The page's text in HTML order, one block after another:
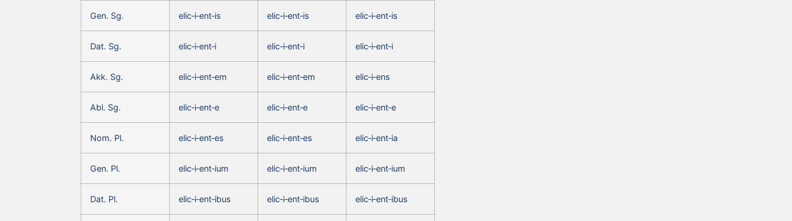
Gen. Sg. elic‑i‑ent‑is elic‑i‑ent‑is elic‑i‑ent‑is
Dat. Sg. elic‑i‑ent‑i elic‑i‑ent‑i elic‑i‑ent‑i
Akk. Sg. elic‑i‑ent‑em elic‑i‑ent‑em elic‑i‑ens
Abl. Sg. elic‑i‑ent‑e elic‑i‑ent‑e elic‑i‑ent‑e
Nom. Pl. elic‑i‑ent‑es elic‑i‑ent‑es elic‑i‑ent‑ia
Gen. Pl. elic‑i‑ent‑ium elic‑i‑ent‑ium elic‑i‑ent‑ium
Dat. Pl. elic‑i‑ent‑ibus elic‑i‑ent‑ibus elic‑i‑ent‑ibus